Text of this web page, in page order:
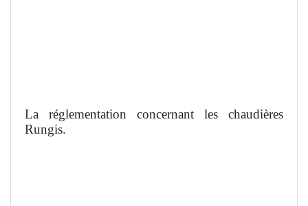
La réglementation concernant les chaudières
Rungis.